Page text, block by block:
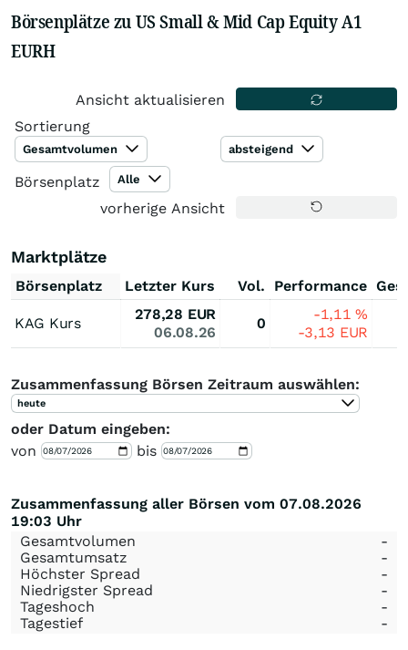
Börsenplätze zu US Small & Mid Cap Equity A1
EURH
Ansicht aktualisieren
Sortierung
Gesamtvolumen absteigend
Börsenplatz Alle
vorherige Ansicht
Marktplätze
Börsenplatz Letzter Kurs Vol. Performance
KAG Kurs
278,28 EUR
06.08.26
0
-1,11%
-3,13 EUR
Zusammenfassung Börsen Zeitraum auswählen:
heute
oder Datum eingeben:
von
bis
Zusammenfassung aller Börsen vom 07.08.2026
19:03 Uhr
Gesamtvolumen
-
Gesamtumsatz
-
Höchster Spread
-
Niedrigster Spread
-
Tageshoch
-
Tagestief
-